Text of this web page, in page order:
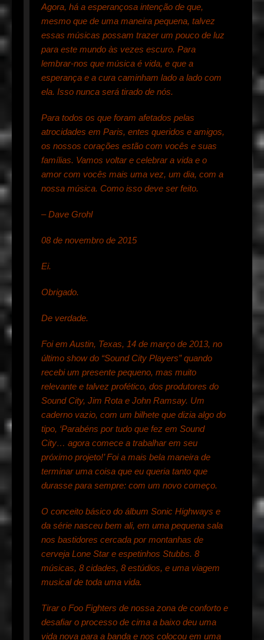
Agora, há a esperançosa intenção de que,
mesmo que de uma maneira pequena, talvez
essas músicas possam trazer um pouco de luz
para este mundo às vezes escuro. Para
lembrar-nos que música é vida, e que a
esperança e a cura caminham lado a lado com
ela. Isso nunca será tirado de nós.
Para todos os que foram afetados pelas
atrocidades em Paris, entes queridos e amigos,
os nossos corações estão com vocês e suas
famílias. Vamos voltar e celebrar a vida e o
amor com vocês mais uma vez, um dia, com a
nossa música. Como isso deve ser feito.
– Dave Grohl
08 de novembro de 2015
Ei.
Obrigado.
De verdade.
Foi em Austin, Texas, 14 de março de 2013, no
último show do “Sound City Players” quando
recebi um presente pequeno, mas muito
relevante e talvez profético, dos produtores do
Sound City, Jim Rota e John Ramsay. Um
caderno vazio, com um bilhete que dizia algo do
tipo, ‘Parabéns por tudo que fez em Sound
City… agora comece a trabalhar em seu
próximo projeto!’ Foi a mais bela maneira de
terminar uma coisa que eu queria tanto que
durasse para sempre: com um novo começo.
O conceito básico do álbum Sonic Highways e
da série nasceu bem ali, em uma pequena sala
nos bastidores cercada por montanhas de
cerveja Lone Star e espetinhos Stubbs. 8
músicas, 8 cidades, 8 estúdios, e uma viagem
musical de toda uma vida.
Tirar o Foo Fighters de nossa zona de conforto e
desafiar o processo de cima a baixo deu uma
vida nova para a banda e nos colocou em uma